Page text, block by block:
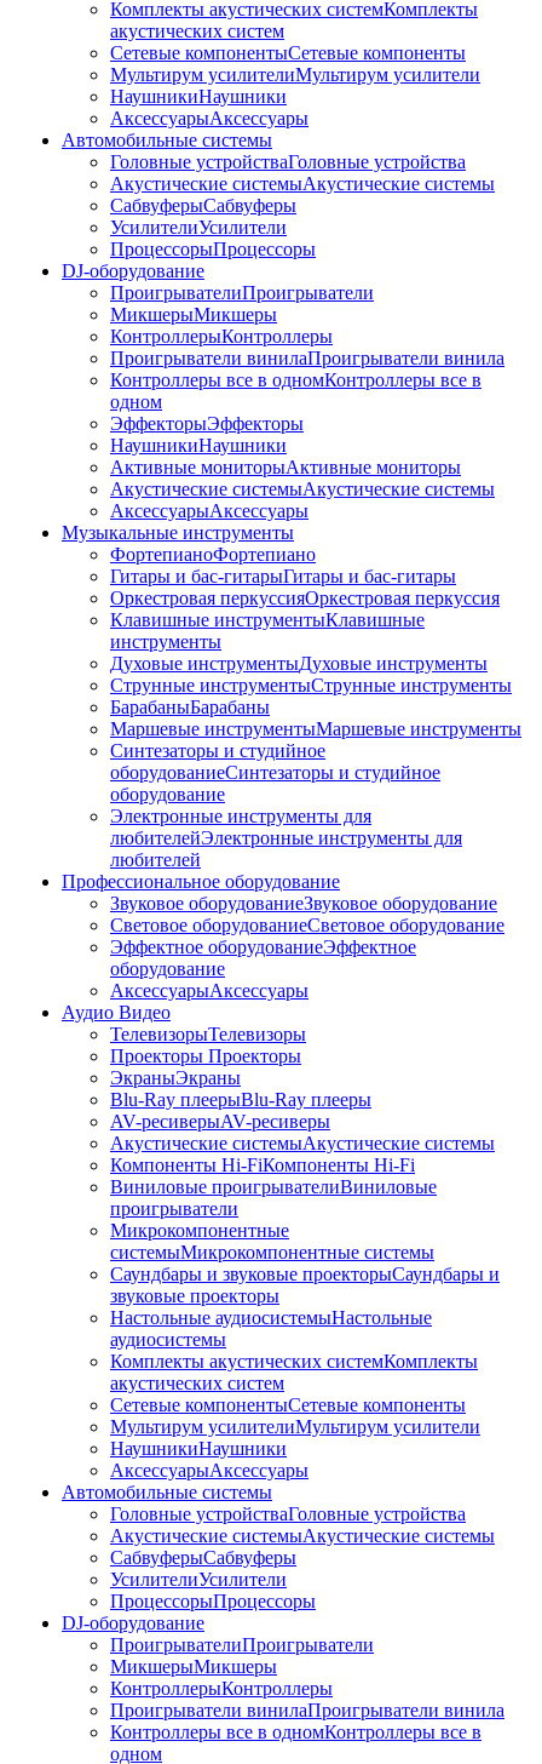
Комплекты акустических системКомплекты
акустических систем
Сетевые компонентыСетевые компоненты
Мультирум усилителиМультирум усилители
НаушникиНаушники
АксессуарыАксессуары
Автомобильные системы
Головные устройстваГоловные устройства
Акустические системыАкустические системы
СабвуферыСабвуферы
УсилителиУсилители
ПроцессорыПроцессоры
DJ-оборудование
ПроигрывателиПроигрыватели
МикшерыМикшеры
КонтроллерыКонтроллеры
Проигрыватели винилаПроигрыватели винила
Контроллеры все в одномКонтроллеры все в
одном
ЭффекторыЭффекторы
НаушникиНаушники
Активные мониторыАктивные мониторы
Акустические системыАкустические системы
АксессуарыАксессуары
Музыкальные инструменты
ФортепианоФортепиано
Гитары и бас-гитарыГитары и бас-гитары
Оркестровая перкуссияОркестровая перкуссия
Клавишные инструментыКлавишные
инструменты
Духовые инструментыДуховые инструменты
Струнные инструментыСтрунные инструменты
БарабаныБарабаны
Маршевые инструментыМаршевые инструменты
Синтезаторы и студийное
оборудованиеСинтезаторы и студийное
оборудование
Электронные инструменты для
любителейЭлектронные инструменты для
любителей
Профессиональное оборудование
Звуковое оборудованиеЗвуковое оборудование
Световое оборудованиеСветовое оборудование
Эффектное оборудованиеЭффектное
оборудование
АксессуарыАксессуары
Аудио Видео
ТелевизорыТелевизоры
Проекторы Проекторы
ЭкраныЭкраны
Blu-Ray плеерыBlu-Ray плееры
AV-ресиверыAV-ресиверы
Акустические системыАкустические системы
Компоненты Hi-FiКомпоненты Hi-Fi
Виниловые проигрывателиВиниловые
проигрыватели
Микрокомпонентные
системыМикрокомпонентные системы
Саундбары и звуковые проекторыСаундбары и
звуковые проекторы
Настольные аудиосистемыНастольные
аудиосистемы
Комплекты акустических системКомплекты
акустических систем
Сетевые компонентыСетевые компоненты
Мультирум усилителиМультирум усилители
НаушникиНаушники
АксессуарыАксессуары
Автомобильные системы
Головные устройстваГоловные устройства
Акустические системыАкустические системы
СабвуферыСабвуферы
УсилителиУсилители
ПроцессорыПроцессоры
DJ-оборудование
ПроигрывателиПроигрыватели
МикшерыМикшеры
КонтроллерыКонтроллеры
Проигрыватели винилаПроигрыватели винила
Контроллеры все в одномКонтроллеры все в
одном